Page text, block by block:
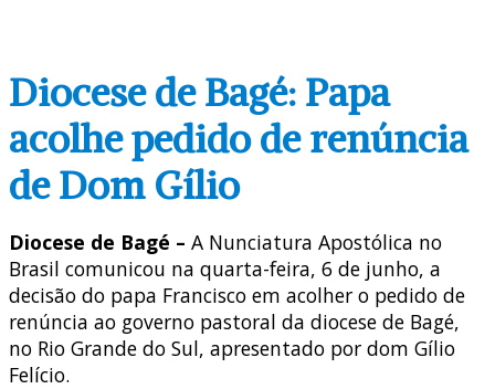
Diocese de Bagé: Papa
acolhe pedido de renúncia
de Dom Gílio
Diocese de Bagé – A Nunciatura Apostólica no
Brasil comunicou na quarta-feira, 6 de junho, a
decisão do papa Francisco em acolher o pedido de
renúncia ao governo pastoral da diocese de Bagé,
no Rio Grande do Sul, apresentado por dom Gílio
Felício.